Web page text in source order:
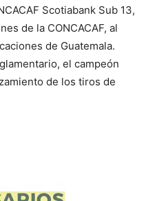
Scotiabank Sub 13,
de la CONCACAF, al
de Guatemala.
el campeón
de los tiros de